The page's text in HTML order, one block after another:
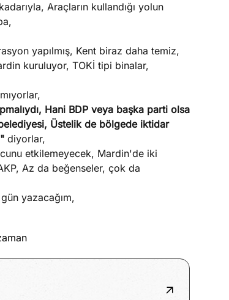
Araçların kullandığı yolun
yapılmış, Kent biraz daha temiz,
kuruluyor, TOKİ tipi binalar,
Hani BDP veya başka parti olsa
Üstelik de bölgede iktidar
diyorlar,
etkilemeyecek, Mardin'de iki
Az da beğenseler, çok da
yazacağım,